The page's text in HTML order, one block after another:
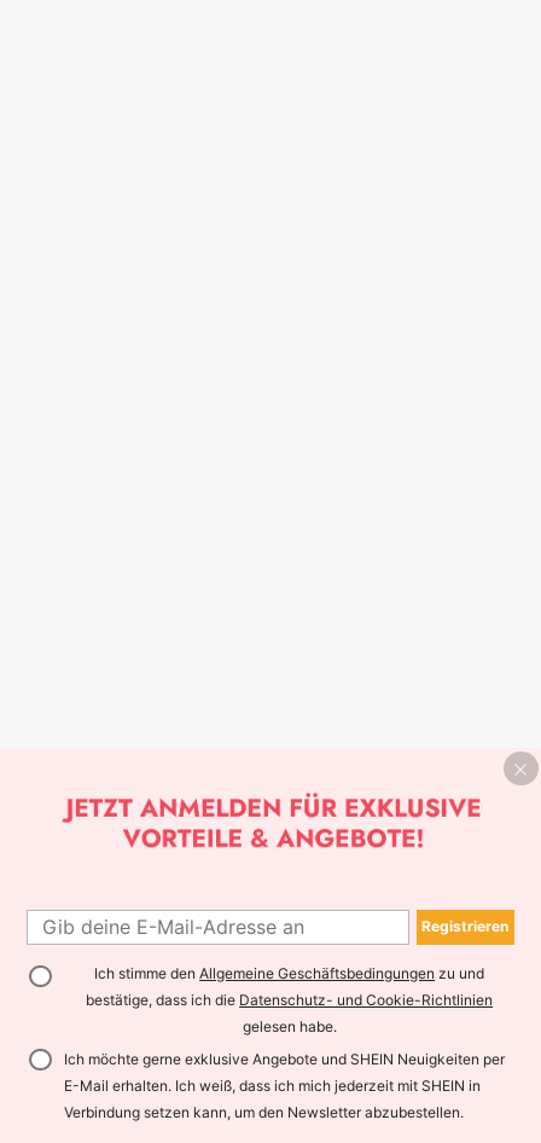
Registrieren
Ich stimme denAllgemeine Geschäftsbedingungen zu und
bestätige, dass ich die Datenschutz- und Cookie-Richtlinien
gelesen habe.
Ich möchte gerne exklusive Angebote und SHEIN Neuigkeiten per
E-Mail erhalten. Ich weiß, dass ich mich jederzeit mit SHEIN in
Verbindung setzen kann, um den Newsletter abzubestellen.